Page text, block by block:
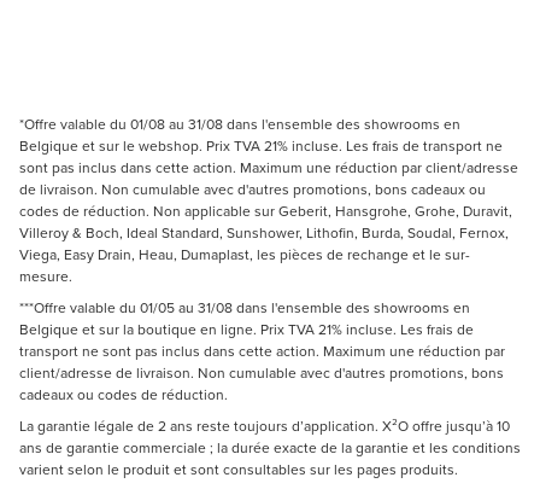
*Offre valable du 01/08 au 31/08 dans l'ensemble des showrooms en
Belgique et sur le webshop. Prix TVA 21% incluse. Les frais de transport ne
sont pas inclus dans cette action. Maximum une réduction par client/adresse
de livraison. Non cumulable avec d'autres promotions, bons cadeaux ou
codes de réduction. Non applicable sur Geberit, Hansgrohe, Grohe, Duravit,
Villeroy & Boch, Ideal Standard, Sunshower, Lithofin, Burda, Soudal, Fernox,
Viega, Easy Drain, Heau, Dumaplast, les pièces de rechange et le sur-
mesure.
***Offre valable du 01/05 au 31/08 dans l'ensemble des showrooms en
Belgique et sur la boutique en ligne. Prix TVA 21% incluse. Les frais de
transport ne sont pas inclus dans cette action. Maximum une réduction par
client/adresse de livraison. Non cumulable avec d'autres promotions, bons
cadeaux ou codes de réduction.
La garantie légale de 2 ans reste toujours d’application. X²O offre jusqu’à 10
ans de garantie commerciale ; la durée exacte de la garantie et les conditions
varient selon le produit et sont consultables sur les pages produits.